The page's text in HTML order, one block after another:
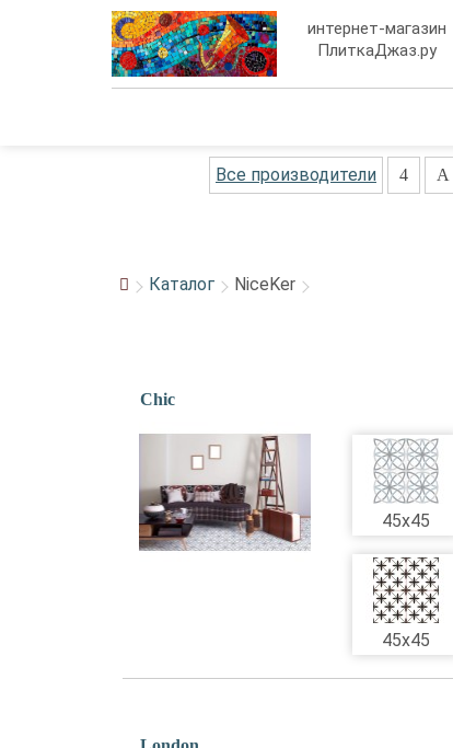
интернет-магазин
ПлиткаДжаз.ру
Все производители 4 A
Каталог NiceKer
Chic
45x45
45x45